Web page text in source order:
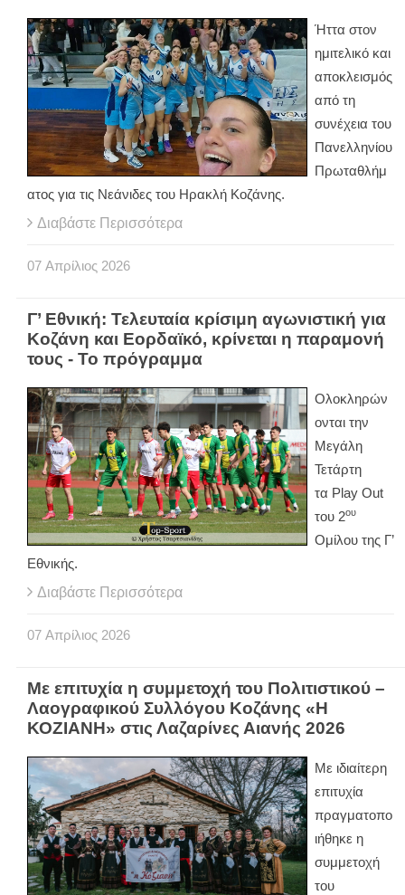
Ήττα στον
ημιτελικό και
αποκλεισμός
από τη
συνέχεια του
Πανελληνίου
Πρωταθλήμ
ατος για τις Νεάνιδες του Ηρακλή Κοζάνης.
Διαβάστε Περισσότερα
07 Απρίλιος 2026
Γ’ Εθνική: Τελευταία κρίσιμη αγωνιστική για
Κοζάνη και Εορδαϊκό, κρίνεται η παραμονή
τους - Το πρόγραμμα
Ολοκληρών
ονται την
Μεγάλη
Τετάρτη
τα Play Out
του 2ου
Ομίλου της Γ’
Εθνικής.
Διαβάστε Περισσότερα
07 Απρίλιος 2026
Με επιτυχία η συμμετοχή του Πολιτιστικού –
Λαογραφικού Συλλόγου Κοζάνης «Η
ΚΟΖΙΑΝΗ» στις Λαζαρίνες Αιανής 2026
Με ιδιαίτερη
επιτυχία
πραγματοπο
ιήθηκε η
συμμετοχή
του